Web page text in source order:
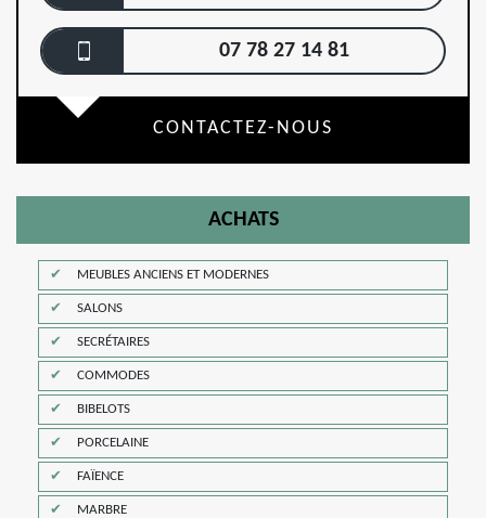
07 78 27 14 81
CONTACTEZ-NOUS
ACHATS
MEUBLES ANCIENS ET MODERNES
SALONS
SECRÉTAIRES
COMMODES
BIBELOTS
PORCELAINE
FAÏENCE
MARBRE